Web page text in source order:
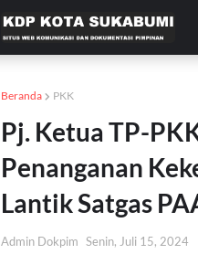
Beranda PKK
Pj. Ketua TP-
Penanganan
Lantik Satgas
Admin Dokpim Senin, Juli 15, 2024